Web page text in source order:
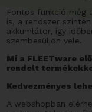
Fontos funkció még
is, a rendszer
akkumlátor, így
szembesüljön vele.
Mi a FLEETware
rendelt
Kedvezményes
A webshopban